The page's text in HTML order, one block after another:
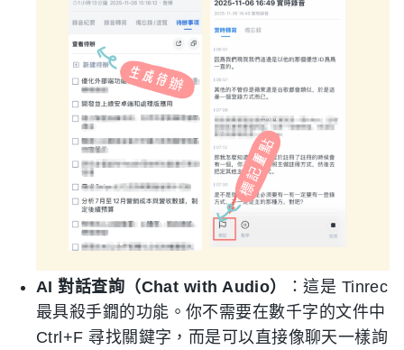
AI 對話查詢（Chat with Audio）
：這是 Tinrec
最具殺手鐗的功能。你不需要在數千字的文件中
Ctrl+F 尋找關鍵字，而是可以直接像聊天一樣詢